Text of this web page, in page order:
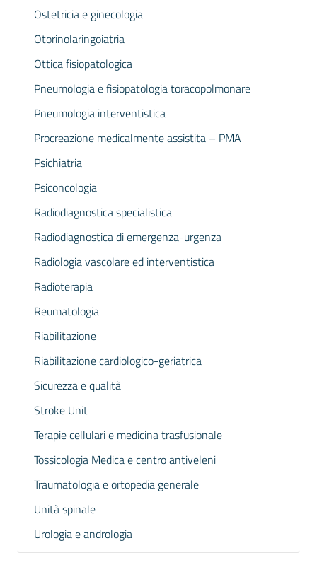
Ostetricia e ginecologia
Otorinolaringoiatria
Ottica fisiopatologica
Pneumologia e fisiopatologia toracopolmonare
Pneumologia interventistica
Procreazione medicalmente assistita – PMA
Psichiatria
Psiconcologia
Radiodiagnostica specialistica
Radiodiagnostica di emergenza-urgenza
Radiologia vascolare ed interventistica
Radioterapia
Reumatologia
Riabilitazione
Riabilitazione cardiologico-geriatrica
Sicurezza e qualità
Stroke Unit
Terapie cellulari e medicina trasfusionale
Tossicologia Medica e centro antiveleni
Traumatologia e ortopedia generale
Unità spinale
Urologia e andrologia